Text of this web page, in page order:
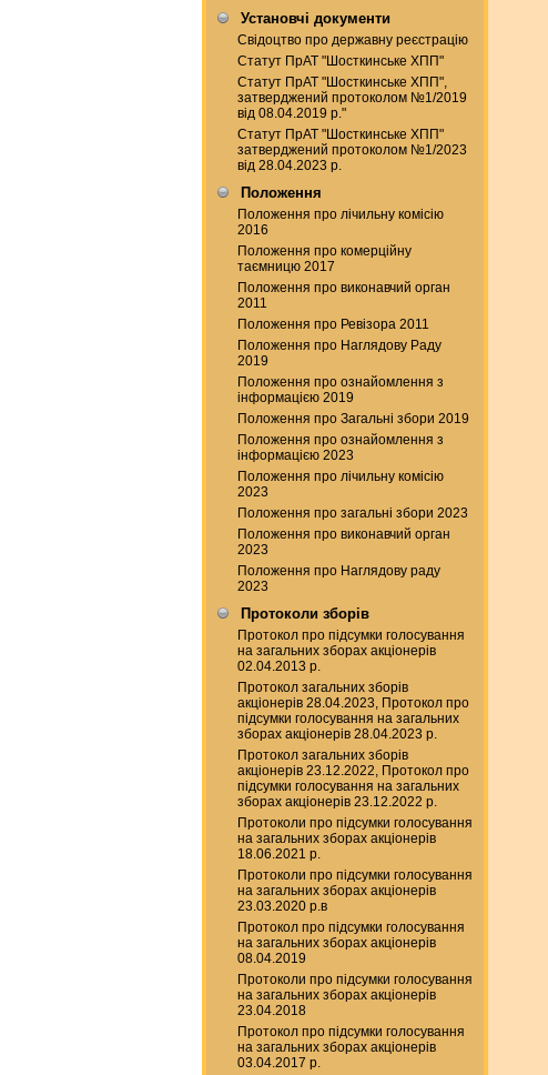
Установчі документи
Свідоцтво про державну реєстрацію
Статут ПрАТ "Шосткинське ХПП"
Статут ПрАТ "Шосткинське ХПП",
затверджений протоколом №1/2019
від 08.04.2019 р."
Статут ПрАТ "Шосткинське ХПП"
затверджений протоколом №1/2023
від 28.04.2023 р.
Положення
Положення про лічильну комісію
2016
Положення про комерційну
таємницю 2017
Положення про виконавчий орган
2011
Положення про Ревізора 2011
Положення про Наглядову Раду
2019
Положення про ознайомлення з
інформацією 2019
Положення про Загальні збори 2019
Положення про ознайомлення з
інформацією 2023
Положення про лічильну комісію
2023
Положення про загальні збори 2023
Положення про виконавчий орган
2023
Положення про Наглядову раду
2023
Протоколи зборів
Протокол про підсумки голосування
на загальних зборах акціонерів
02.04.2013 р.
Протокол загальних зборів
акціонерів 28.04.2023, Протокол про
підсумки голосування на загальних
зборах акціонерів 28.04.2023 р.
Протокол загальних зборів
акціонерів 23.12.2022, Протокол про
підсумки голосування на загальних
зборах акціонерів 23.12.2022 р.
Протоколи про підсумки голосування
на загальних зборах акціонерів
18.06.2021 р.
Протоколи про підсумки голосування
на загальних зборах акціонерів
23.03.2020 р.в
Протокол про підсумки голосування
на загальних зборах акціонерів
08.04.2019
Протоколи про підсумки голосування
на загальних зборах акціонерів
23.04.2018
Протокол про підсумки голосування
на загальних зборах акціонерів
03.04.2017 р.